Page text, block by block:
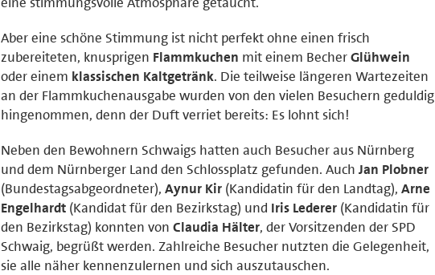
Aber eine schöne Stimmung ist nicht perfekt ohne einen frisch
zubereiteten, knusprigen Flammkuchen mit einem BecherGlühwein
oder einem klassischen Kaltgetränk. Die teilweise längeren Wartezeiten
an der Flammkuchenausgabe wurden von den vielen Besuchern geduldig
hingenommen, denn der Duft verriet bereits: Es lohnt sich!
Neben den Bewohnern Schwaigs hatten auch Besucher aus Nürnberg
und dem Nürnberger Land den Schlossplatz gefunden. Auch Jan Plobner
(Bundestagsabgeordneter), Aynur Kir (Kandidatin für den Landtag), Arne
Engelhardt (Kandidat für den Bezirkstag) und Iris Lederer (Kandidatin für
den Bezirkstag) konnten von Claudia Hälter, der Vorsitzenden der SPD
Schwaig, begrüßt werden. Zahlreiche Besucher nutzten die Gelegenheit,
sie alle näher kennenzulernen und sich auszutauschen.